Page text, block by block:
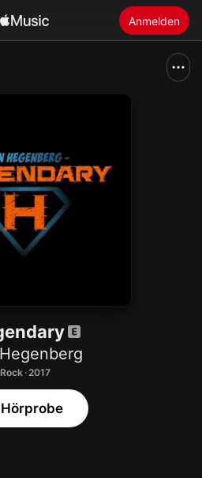
Anmelden
installieren
Rock · 2017
Hörprobe